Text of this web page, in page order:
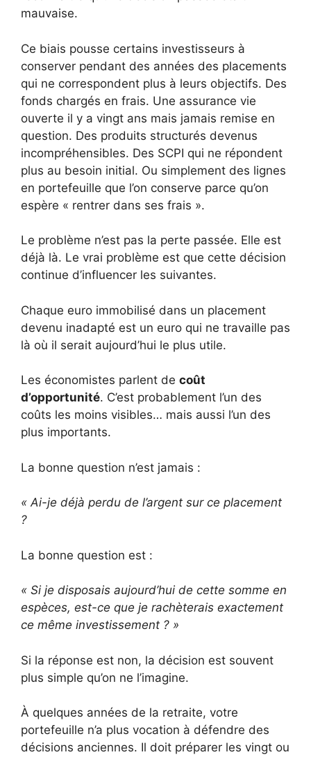
mauvaise.
Ce biais pousse certains investisseurs à
conserver pendant des années des placements
qui ne correspondent plus à leurs objectifs. Des
fonds chargés en frais. Une assurance vie
ouverte il y a vingt ans mais jamais remise en
question. Des produits structurés devenus
incompréhensibles. Des SCPI qui ne répondent
plus au besoin initial. Ou simplement des lignes
en portefeuille que l’on conserve parce qu’on
espère « rentrer dans ses frais ».
Le problème n’est pas la perte passée. Elle est
déjà là. Le vrai problème est que cette décision
continue d’influencer les suivantes.
Chaque euro immobilisé dans un placement
devenu inadapté est un euro qui ne travaille pas
là où il serait aujourd’hui le plus utile.
Les économistes parlent de coût
d’opportunité. C’est probablement l’un des
coûts les moins visibles… mais aussi l’un des
plus importants.
La bonne question n’est jamais :
« Ai-je déjà perdu de l’argent sur ce placement
?
La bonne question est :
« Si je disposais aujourd’hui de cette somme en
espèces, est-ce que je rachèterais exactement
ce même investissement ? »
Si la réponse est non, la décision est souvent
plus simple qu’on ne l’imagine.
À quelques années de la retraite, votre
portefeuille n’a plus vocation à défendre des
décisions anciennes. Il doit préparer les vingt ou